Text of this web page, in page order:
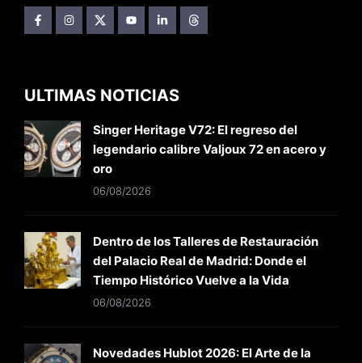
ULTIMAS NOTICIAS
Singer Heritage V72: El regreso del
legendario calibre Valjoux 72 en acero y
oro
06/08/2026
Dentro de los Talleres de Restauración
del Palacio Real de Madrid: Donde el
Tiempo Histórico Vuelve a la Vida
06/08/2026
Novedades Hublot 2026: El Arte de la